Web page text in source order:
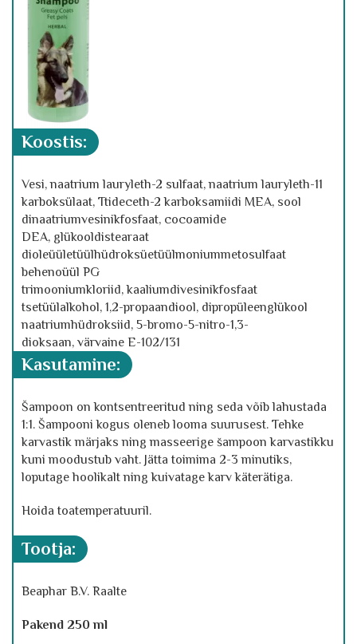
koostis:
Vesi, naatrium lauryleth-2 sulfaat, naatrium lauryleth-11
karboksülaat, Ttideceth-2 karboksamiidi MEA, sool
dinaatriumvesinikfosfaat, cocoamide
DEA, glükooldistearaat
dioleüületüülhüdroksüetüülmoniummetosulfaat
behenoüül PG
trimooniumkloriid,kaaliumdivesinikfosfaat
tsetüülalkohol, 1,2-propaandiool, dipropüleenglükool
naatriumhüdroksiid, 5-bromo-5-nitro-1,3-
dioksaan, värvaine E-102/131
kasutamine:
Šampoon on kontsentreeritud ning seda võib lahustada
1:1. Šampooni kogus oleneb looma suurusest. Tehke
karvastik märjaks ning masseerige šampoon karvastikku
kuni moodustub vaht. Jätta toimima 2-3 minutiks,
loputage hoolikalt ning kuivatage karv käterätiga.
Hoida toatemperatuuril.
tootja:
Beaphar B.V. Raalte
Pakend 250 ml